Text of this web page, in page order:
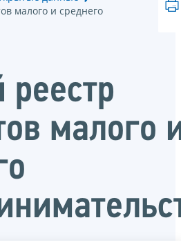
малого и среднего
малого